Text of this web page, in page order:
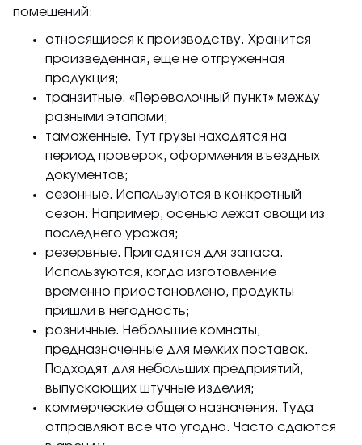
помещений:
относящиеся к производству. Хранится
произведенная, еще не отгруженная
продукция;
транзитные. «Перевалочный пункт» между
разными этапами;
таможенные. Тут грузы находятся на
период проверок, оформления въездных
документов;
сезонные. Используются в конкретный
сезон. Например, осенью лежат овощи из
последнего урожая;
резервные. Пригодятся для запаса.
Используются, когда изготовление
временно приостановлено, продукты
пришли в негодность;
розничные. Небольшие комнаты,
предназначенные для мелких поставок.
Подходят для небольших предприятий,
выпускающих штучные изделия;
коммерческие общего назначения. Туда
отправляют все что угодно. Часто сдаются